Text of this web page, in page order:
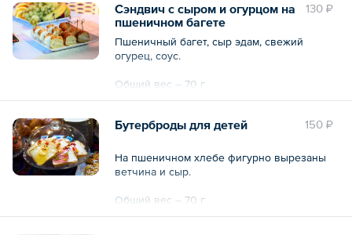
130 ₽
Сэндвич с сыром и огурцом на
пшеничном багете
Пшеничный багет, сыр эдам, свежий
огурец, соус.
Общий вес – 70 г
150 ₽
Бутерброды для детей
На пшеничном хлебе фигурно вырезаны
ветчина и сыр.
Общий вес – 70 г